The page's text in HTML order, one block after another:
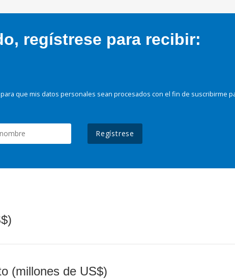
regístrese para recibir:
que mis datos personales sean procesados con el fin de suscribirme
Regístrese
(millones de US$)